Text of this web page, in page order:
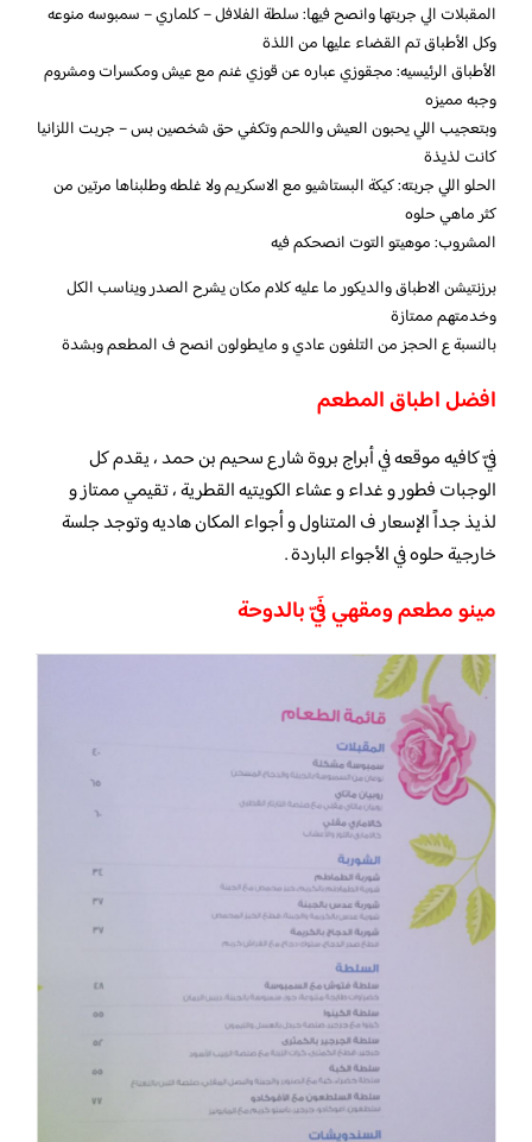
المقبلات الي جربتها وانصح فيها: سلطة الفلافل – كلماري – سمبوسه منوعه
وكل الأطباق تم القضاء عليها من اللذة
الأطباق الرئيسيه: مجقوزي عباره عن قوزي غنم مع عيش ومكسرات ومشروم
وجبه مميزه
وبتعجيب اللي يحبون العيش واللحم وتكفي حق شخصين بس – جربت اللزانيا
كانت لذيذة
الحلو اللي جربته: كيكة البستاشيو مع الاسكريم ولا غلطه وطلبناها مرتين من
كثر ماهي حلوه
المشروب: موهيتو التوت انصحكم فيه
برزنتيشن الاطباق والديكور ما عليه كلام مكان يشرح الصدر ويناسب الكل
وخدمتهم ممتازة
بالنسبة ع الحجز من التلفون عادي و مايطولون انصح ف المطعم وبشدة
افضل اطباق المطعم
فيّ كافيه موقعه في أبراج بروة شارع سحيم بن حمد ، يقدم كل
الوجبات فطور و غداء و عشاء الكويتيه القطرية ، تقيمي ممتاز و
لذيذ جداً الإسعار ف المتناول و أجواء المكان هاديه وتوجد جلسة
خارجية حلوه في الأجواء الباردة .
مينو مطعم ومقهي فَيّ بالدوحة